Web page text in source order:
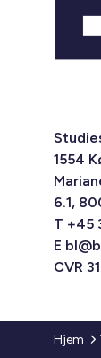
1554
6.1,
T +45
E
CVR
Hjem